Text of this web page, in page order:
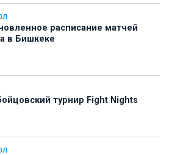
расписание матчей
в Бишкеке
турнир Fight Nights